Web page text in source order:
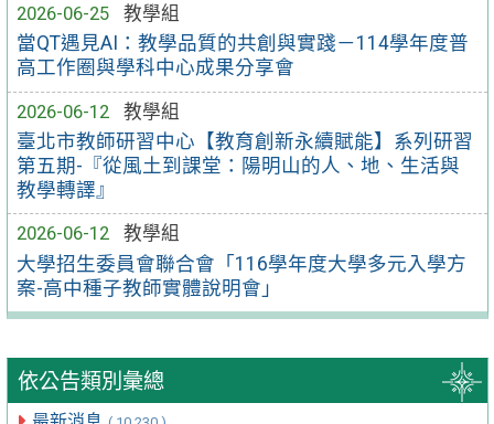
2026-06-25
教學組
當QT遇見AI：教學品質的共創與實踐－114學年度普
高工作圈與學科中心成果分享會
2026-06-12
教學組
臺北市教師研習中心【教育創新永續賦能】系列研習
第五期-『從風土到課堂：陽明山的人、地、生活與
教學轉譯』
2026-06-12
教學組
大學招生委員會聯合會「116學年度大學多元入學方
案-高中種子教師實體說明會」
依公告類別彙總